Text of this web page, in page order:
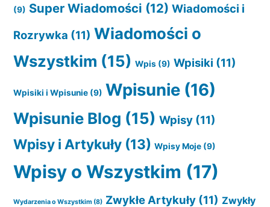
(9) Super Wiadomości (12) Wiadomości i
Rozrywka (11) Wiadomości o
Wszystkim (15) Wpis (9) Wpisiki (11)
Wpisiki i Wpisunie (9) Wpisunie (16)
Wpisunie Blog (15) Wpisy (11)
Wpisy i Artykuły (13) Wpisy Moje (9)
Wpisy o Wszystkim (17)
Wydarzenia o Wszystkim (8) Zwykłe Artykuły (11) Zwykły